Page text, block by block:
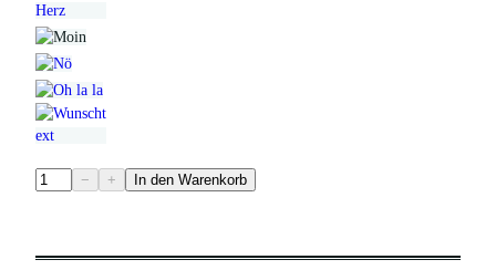
F
z
− + In den Warenkorb